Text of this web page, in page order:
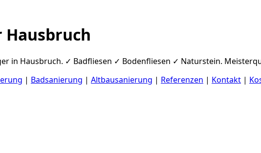
Hausbruch
in Hausbruch. ✓ Badfliesen ✓ Bodenfliesen ✓ Naturstein.
| Badsanierung | Altbausanierung | Referenzen | Kontakt |